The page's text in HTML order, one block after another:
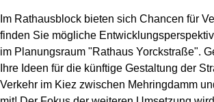
Im Rathausblock bieten sich Chancen für
finden Sie mögliche
im Planungsraum "Rathaus Yorckstraße".
Ihre Ideen für die künftige Gestaltung der
Verkehr im Kiez zwischen Mehringdamm